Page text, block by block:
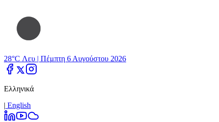
28°C Λευ | Πέμπτη 6 Αυγούστου 2026
Ελληνικά
| Εnglish